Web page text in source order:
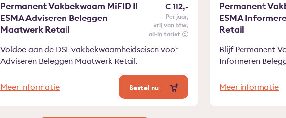
Permanent Vakbekwaam MiFID II
ESMA Adviseren Beleggen
Maatwerk Retail
€ 112,-
per jaar
vrij van btw
all-in tarief
Voldoe aan de DSI-vakbekwaamheidseisen voor
Adviseren Beleggen Maatwerk Retail.
Meer informatie Bestel nu
Permanent
ESMA
Retail
Blijf Permanent
Informeren
Meer informatie